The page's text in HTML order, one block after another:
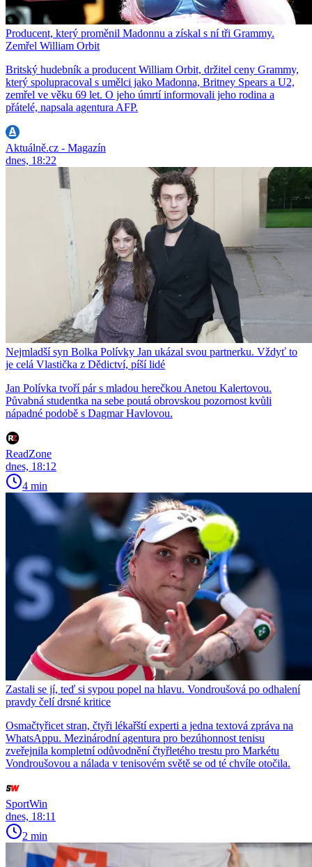
Producent, který proměnil Madonnu a získal s ní tři Grammy.
Zemřel William Orbit
Britský hudebník a producent William Orbit, držitel ceny Grammy,
který spolupracoval s umělci jako Madonna, Britney Spears a U2,
zemřel ve věku 69 let. O jeho úmrtí informovali jeho rodina a
přátelé, napsala agentura AFP.
Aktuálně.cz - Magazín
dnes, 18:22
Nejmladší syn Bolka Polívky Jan ukázal svou partnerku. Vždyť to
je celá Vlastička z Dědictví, píší lidé
Jan Polívka tvoří pár s mladou herečkou Anetou Kalertovou.
Půvabná studentka na sebe poutá obrovskou pozornost kvůli
nápadné podobě s Dagmar Havlovou.
ReadZone
dnes, 18:12
4 min
Zastali se jí, teď si sypou popel na hlavu. Vondroušová po odhalení
pravdy čelí drsné kritice
Osmačtyřicet stran, čtyři lékařští experti a jedna textová zpráva na
WhatsAppu. Mezinárodní agentura pro bezúhonnost tenisu
zveřejnila kompletní odůvodnění čtyřletého trestu pro Markétu
Vondroušovou a nálada v tenisovém světě se od té chvíle otočila.
SportWin
dnes, 18:11
2 min